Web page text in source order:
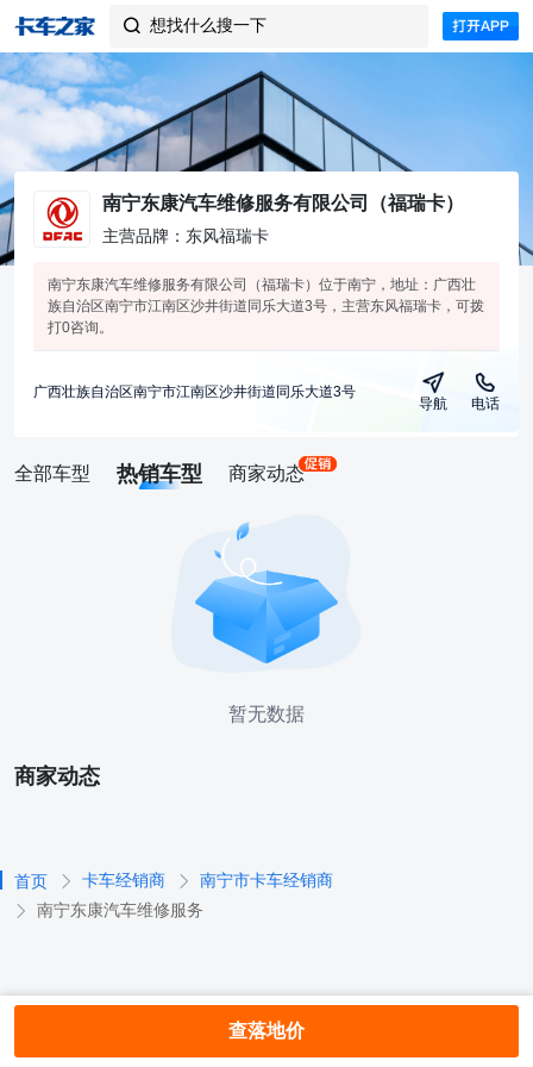
 想找什么搜一下
南宁东康汽车维修服务有限公司（福瑞卡）
主营品牌：东风福瑞卡
南宁东康汽车维修服务有限公司（福瑞卡）位于南宁，地址：广西壮
族自治区南宁市江南区沙井街道同乐大道3号，主营东风福瑞卡，可拨
打0咨询。
广西壮族自治区南宁市江南区沙井街道同乐大道3号
导航 电话
全部车型 热销车型 商家动态
暂无数据
商家动态
首页 卡车经销商
南宁市卡车经销商
南宁东康汽车维修服务
查落地价